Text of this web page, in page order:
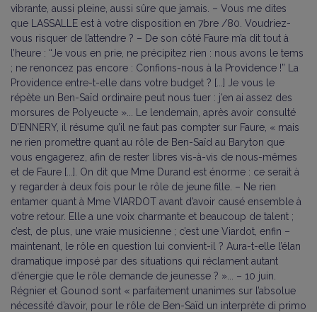
vibrante, aussi pleine, aussi sûre que jamais. – Vous me dites
que LASSALLE est à votre disposition en 7bre /80. Voudriez-
vous risquer de l’attendre ? – De son côté Faure m’a dit tout à
l’heure : “Je vous en prie, ne précipitez rien : nous avons le tems
; ne renoncez pas encore : Confions-nous à la Providence !” La
Providence entre-t-elle dans votre budget ? [...] Je vous le
répète un Ben-Saïd ordinaire peut nous tuer : j’en ai assez des
morsures de Polyeucte »... Le lendemain, après avoir consulté
D’ENNERY, il résume qu’il ne faut pas compter sur Faure, « mais
ne rien promettre quant au rôle de Ben-Saïd au Baryton que
vous engagerez, afin de rester libres vis-à-vis de nous-mêmes
et de Faure [...]. On dit que Mme Durand est énorme : ce serait à
y regarder à deux fois pour le rôle de jeune fille. – Ne rien
entamer quant à Mme VIARDOT avant d’avoir causé ensemble à
votre retour. Elle a une voix charmante et beaucoup de talent ;
c’est, de plus, une vraie musicienne ; c’est une Viardot, enfin –
maintenant, le rôle en question lui convient-il ? Aura-t-elle l’élan
dramatique imposé par des situations qui réclament autant
d’énergie que le rôle demande de jeunesse ? »... – 10 juin.
Régnier et Gounod sont « parfaitement unanimes sur l’absolue
nécessité d’avoir, pour le rôle de Ben-Saïd un interprète di primo